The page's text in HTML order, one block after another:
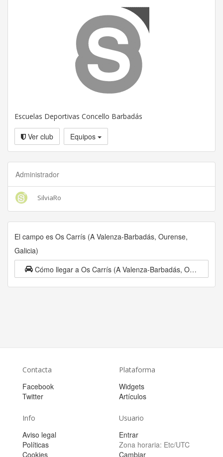
Escuelas Deportivas Concello Barbadás
Ver club Equipos
Administrador
SilviaRo
El campo es Os Carrís (A Valenza-Barbadás, Ourense,
Galicia)
Cómo llegar a Os Carrís (A Valenza-Barbadás, Ourense, Galicia)
Contacta
Facebook
Twitter
Plataforma
Widgets
Artículos
Info
Aviso legal
Políticas
Cookies
Usuario
Entrar
Zona horaria: Etc/UTC
Cambiar